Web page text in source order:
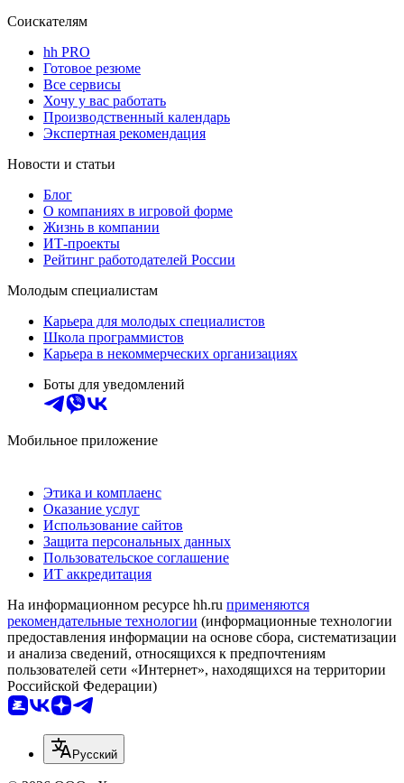
Соискателям
hh PRO
Готовое резюме
Все сервисы
Хочу у вас работать
Производственный календарь
Экспертная рекомендация
Новости и статьи
Блог
О компаниях в игровой форме
Жизнь в компании
ИТ-проекты
Рейтинг работодателей России
Молодым специалистам
Карьера для молодых специалистов
Школа программистов
Карьера в некоммерческих организациях
Боты для уведомлений
Мобильное приложение
Этика и комплаенс
Оказание услуг
Использование сайтов
Защита персональных данных
Пользовательское соглашение
ИТ аккредитация
На информационном ресурсе hh.ru применяются
рекомендательные технологии (информационные технологии
предоставления информации на основе сбора, систематизации
и анализа сведений, относящихся к предпочтениям
пользователей сети «Интернет», находящихся на территории
Российской Федерации)
Русский